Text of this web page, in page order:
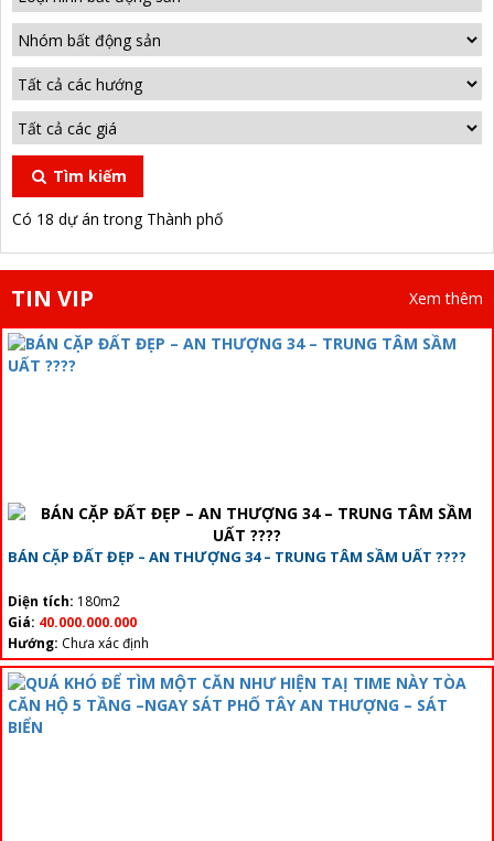
Tìm kiếm
Có 18 dự án trong Thành phố
TIN VIP Xem thêm
BÁN CẶP ĐẤT ĐẸP – AN THƯỢNG 34 – TRUNG TÂM SẦM UẤT ????
Diện tích: 180m2
Giá: 40.000.000.000
Hướng: Chưa xác định